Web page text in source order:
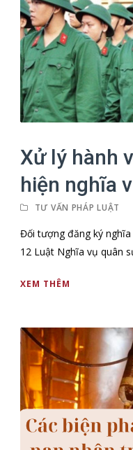
Xử lý hành
hiện nghĩa
TƯ VẤN PHÁP LUẬT
Đối tượng đăng ký
12 Luật Nghĩa vụ quân
XEM THÊM